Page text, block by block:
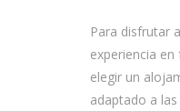
Para disfrutar
experiencia
elegir un
adaptado a